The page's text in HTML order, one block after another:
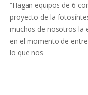
“Hagan equipos de 6
proyecto de la
muchos de nosotros la
en el momento de
lo que nos